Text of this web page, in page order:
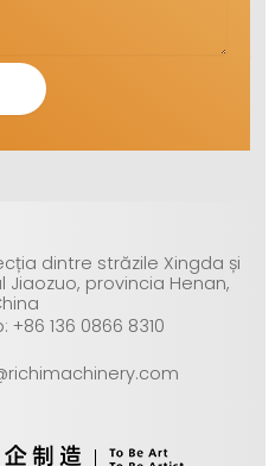
dintre străzile Xingda și
Jiaozuo, provincia Henan,
+86 136 0866 8310